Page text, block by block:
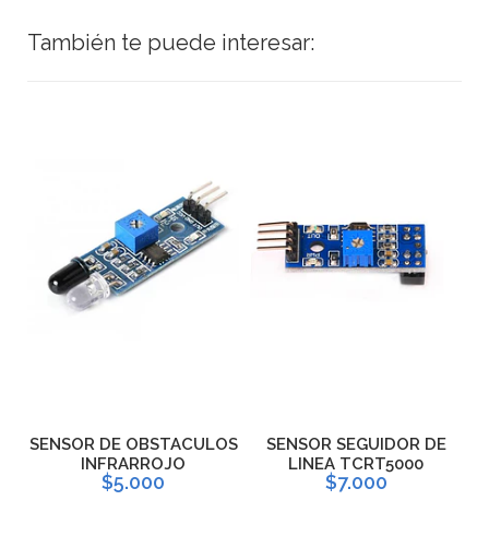
También te puede interesar:
SENSOR DE OBSTACULOS
INFRARROJO
$5.000
SENSOR SEGUIDOR DE
LINEA TCRT5000
$7.000